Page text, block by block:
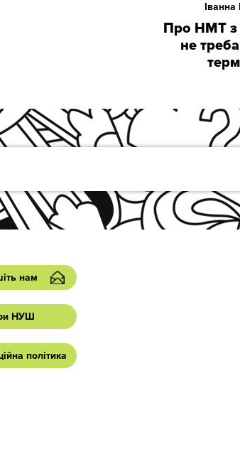
Про НМТ з
не
нам
НУШ
політика